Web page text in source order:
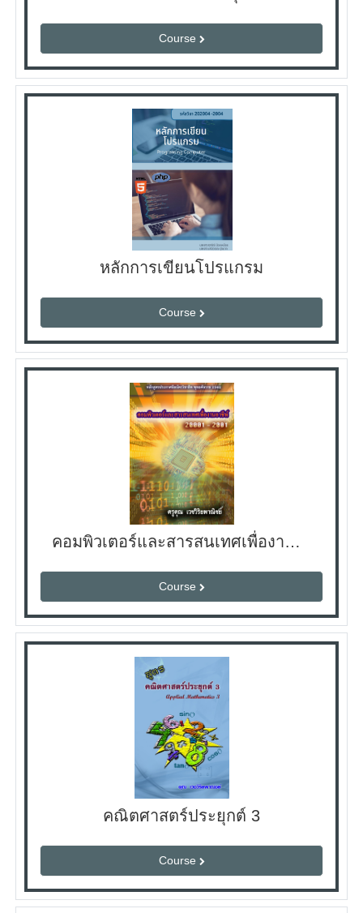
Course
หลักการเขียนโปรแกรม
Course
คอมพิวเตอร์และสารสนเทศเพื่องานอาชีพ copy 1
Course
คณิตศาสตร์ประยุกต์ 3
Course